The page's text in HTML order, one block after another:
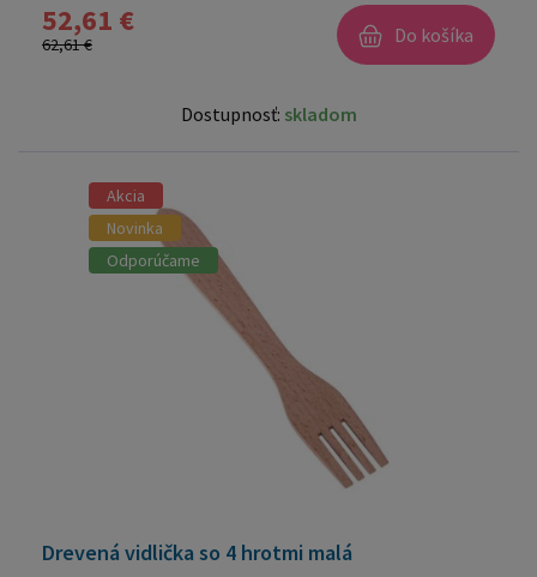
52,61 €
62,61 € Do košíka
Dostupnosť: skladom
Akcia
Novinka
Odporúčame
Drevená vidlička so 4 hrotmi malá